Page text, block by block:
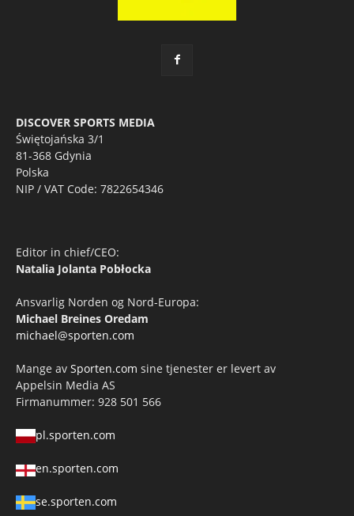
DISCOVER SPORTS MEDIA
Świętojańska 3/1
81-368 Gdynia
Polska
NIP / VAT Code: 7822654346
Editor in chief/CEO:
Natalia Jolanta Pobłocka
Ansvarlig Norden og Nord-Europa:
Michael Breines Oredam
michael@sporten.com
Mange av Sporten.com sine tjenester er levert av
Appelsin Media AS
Firmanummer: 928 501 566
pl.sporten.com
en.sporten.com
se.sporten.com